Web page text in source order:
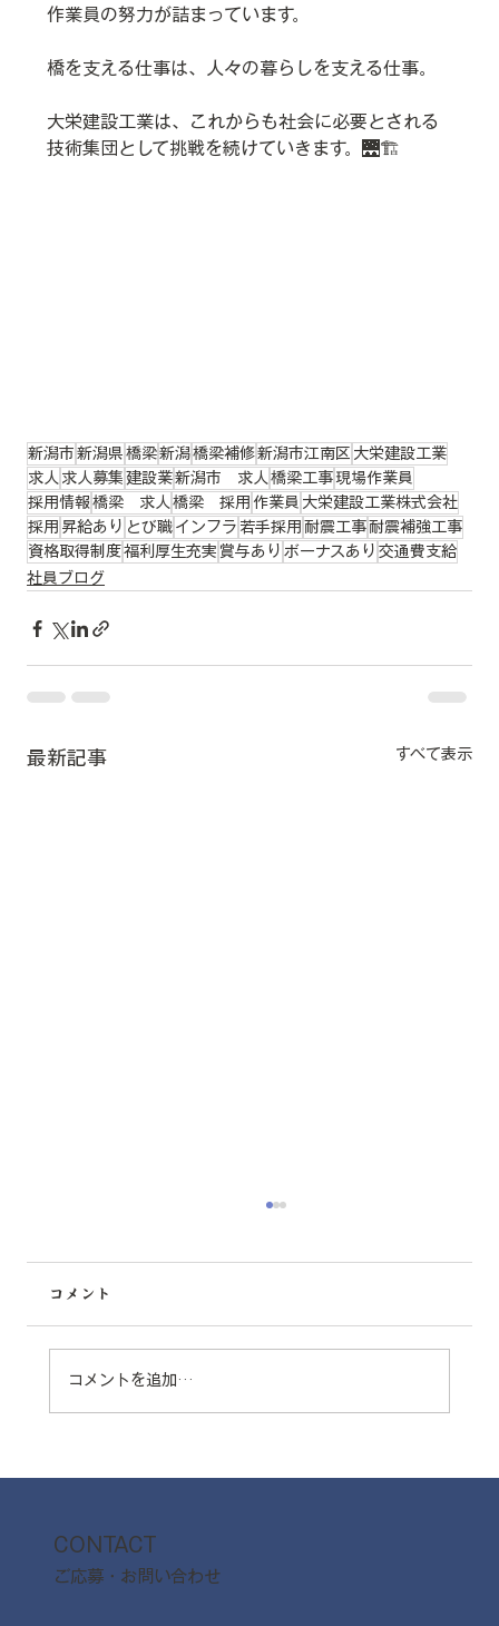
作業員の努力が詰まっています。
橋を支える仕事は、人々の暮らしを支える仕事。
大栄建設工業は、これからも社会に必要とされる
技術集団として挑戦を続けていきます。🌉🏗️
新潟市 新潟県 橋梁新潟橋梁補修新潟市江南区 大栄建設工業
求人 求人募集 建設業新潟市 求人 橋梁工事 現場作業員
採用情報 橋梁 求人 橋梁 採用 作業員 大栄建設工業株式会社
採用 昇給あり とび職 インフラ 若手採用 耐震工事 耐震補強工事
資格取得制度 福利厚生充実 賞与あり ボーナスあり 交通費支給
社員ブログ
最新記事 すべて表示
コメント
コメントを追加…
CONTACT
ご応募・お問い合わせ